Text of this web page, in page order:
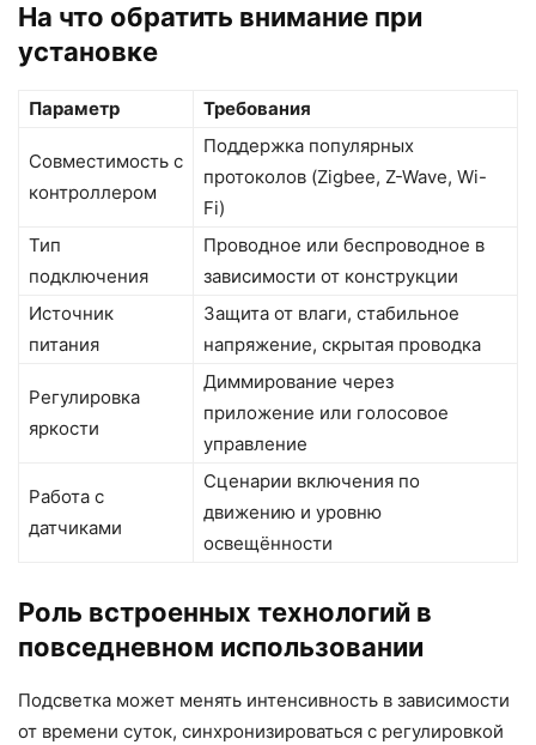
На что обратить внимание при
установке
Параметр Требования
Совместимость с
контроллером
Поддержка популярных
протоколов (Zigbee, Z-Wave, Wi-
Fi)
Тип
подключения
Проводное или беспроводное в
зависимости от конструкции
Источник
питания
Защита от влаги, стабильное
напряжение, скрытая проводка
Регулировка
яркости
Диммирование через
приложение или голосовое
управление
Работа с
датчиками
Сценарии включения по
движению и уровню
освещённости
Роль встроенных технологий в
повседневном использовании
Подсветка может менять интенсивность в зависимости
от времени суток, синхронизироваться с регулировкой